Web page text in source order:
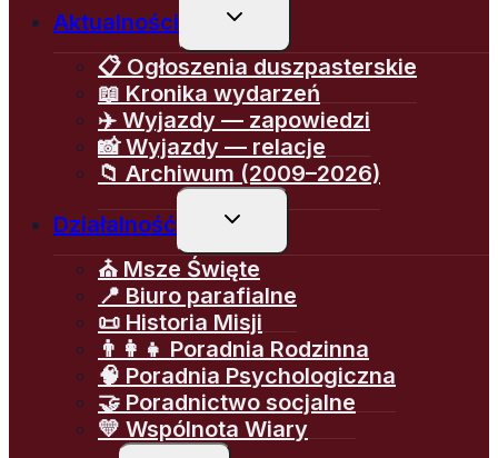
Aktualności
Przełącz
podrzędne
📋 Ogłoszenia duszpasterskie
📖 Kronika wydarzeń
✈️ Wyjazdy — zapowiedzi
📸 Wyjazdy — relacje
📁 Archiwum (2009–2026)
Działalność
Przełącz
podrzędne
⛪ Msze Święte
📍 Biuro parafialne
📜 Historia Misji
👨‍👩‍👧 Poradnia Rodzinna
🧠 Poradnia Psychologiczna
🤝 Poradnictwo socjalne
💛 Wspólnota Wiary